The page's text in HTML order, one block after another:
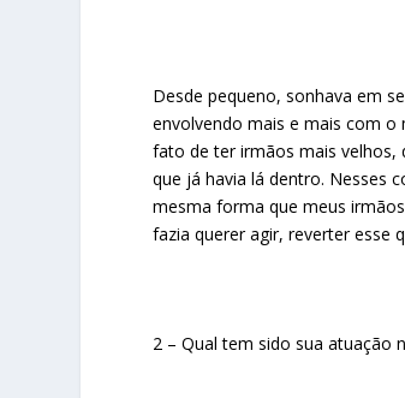
Desde pequeno, sonhava em
envolvendo mais e mais com o
fato de ter irmãos mais velhos,
que já havia lá dentro. Nesses
mesma forma que meus
fazia querer agir, reverter esse
2 – Qual tem sido sua atuação